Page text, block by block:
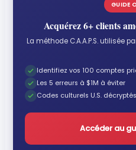
GUIDE
Acquérez 6+ clients
La méthode C.A.A.P.S. utilisée
Identifiez vos 100 comptes
Les 5 erreurs à $1M à éviter
Codes culturels U.S. décryptés
Accéder au